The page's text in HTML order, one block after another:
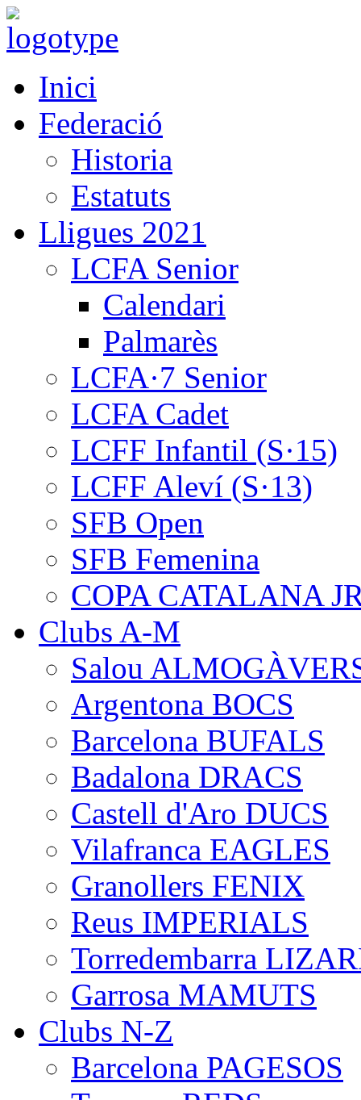
Inici
Federació
Historia
Estatuts
Lligues 2021
LCFA Senior
Calendari
Palmarès
LCFA·7 Senior
LCFA Cadet
LCFF Infantil (S·15)
LCFF Aleví (S·13)
SFB Open
SFB Femenina
COPA CATALANA
Clubs A-M
Salou
Argentona BOCS
Barcelona BUFALS
Badalona DRACS
Castell d'Aro DUCS
Vilafranca EAGLES
Granollers FENIX
Reus IMPERIALS
Torredembarra
Garrosa MAMUTS
Clubs N-Z
Barcelona PAGESOS